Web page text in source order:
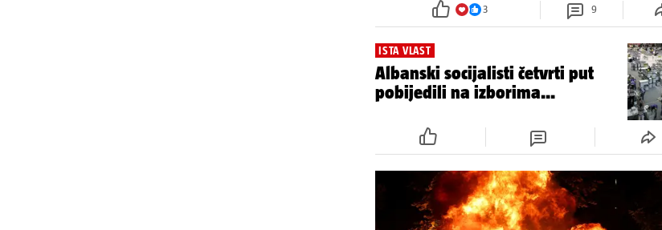
3 9
ISTA VLAST
Albanski socijalisti četvrti put
pobijedili na izborima...